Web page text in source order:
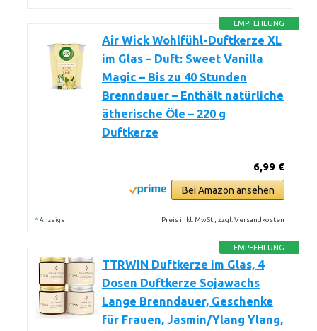
EMPFEHLUNG
Air Wick Wohlfühl-Duftkerze XL
im Glas – Duft: Sweet Vanilla
Magic – Bis zu 40 Stunden
Brenndauer – Enthält natürliche
ätherische Öle – 220 g
Duftkerze
6,99 €
Bei Amazon ansehen
* Anzeige Preis inkl. MwSt., zzgl. Versandkosten
EMPFEHLUNG
TTRWIN Duftkerze im Glas, 4
Dosen Duftkerze Sojawachs
Lange Brenndauer, Geschenke
für Frauen, Jasmin/Ylang Ylang,